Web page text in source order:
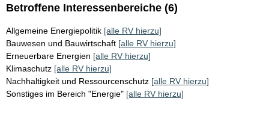
Betroffene Interessenbereiche (6)
Allgemeine Energiepolitik [alle RV hierzu]
Bauwesen und Bauwirtschaft [alle RV hierzu]
Erneuerbare Energien [alle RV hierzu]
Klimaschutz [alle RV hierzu]
Nachhaltigkeit und Ressourcenschutz [alle RV hierzu]
Sonstiges im Bereich "Energie" [alle RV hierzu]